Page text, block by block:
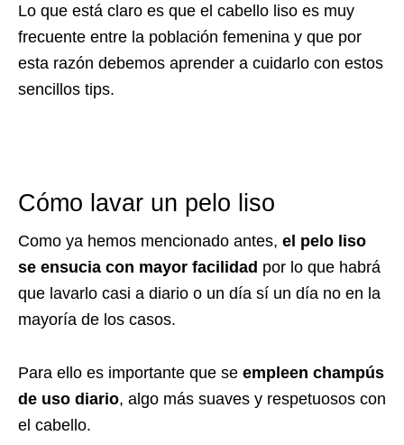
Lo que está claro es que el cabello liso es muy
frecuente entre la población femenina y que por
esta razón debemos aprender a cuidarlo con estos
sencillos tips.
Cómo lavar un pelo liso
Como ya hemos mencionado antes, el pelo liso
se ensucia con mayor facilidad por lo que habrá
que lavarlo casi a diario o un día sí un día no en la
mayoría de los casos.
Para ello es importante que se empleen champús
de uso diario, algo más suaves y respetuosos con
el cabello.